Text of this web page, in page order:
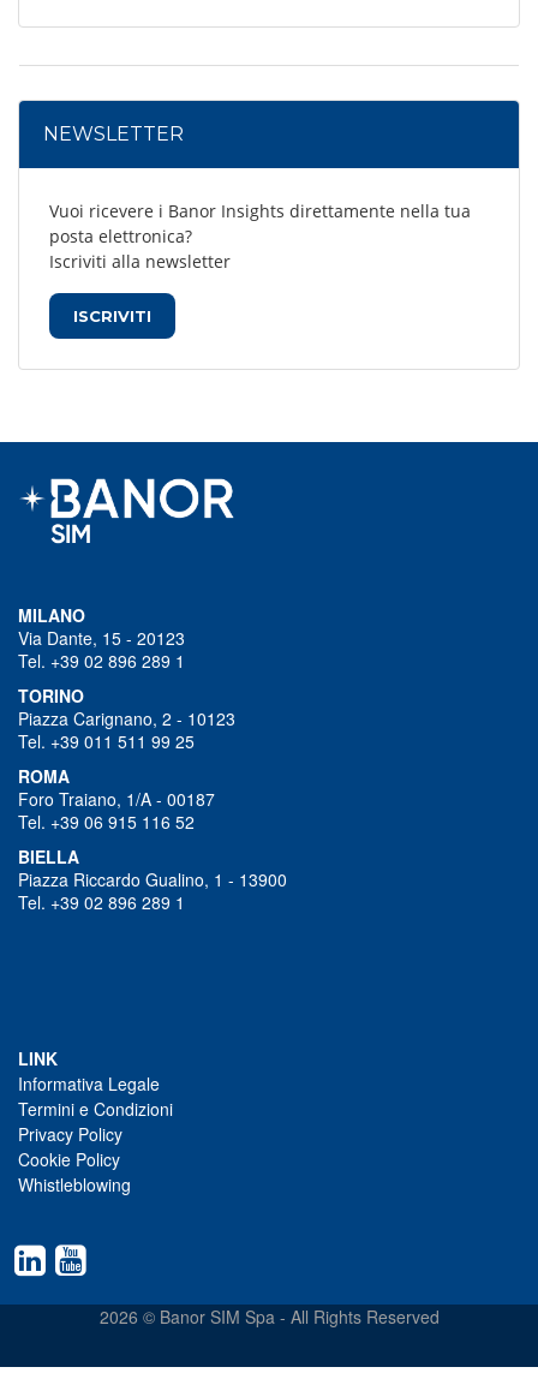
NEWSLETTER
Vuoi ricevere i Banor Insights direttamente nella tua
posta elettronica?
Iscriviti alla newsletter
ISCRIVITI
MILANO
Via Dante, 15 - 20123
Tel. +39 02 896 289 1
TORINO
Piazza Carignano, 2 - 10123
Tel. +39 011 511 99 25
ROMA
Foro Traiano, 1/A - 00187
Tel. +39 06 915 116 52
BIELLA
Piazza Riccardo Gualino, 1 - 13900
Tel. +39 02 896 289 1
LINK
Informativa Legale
Termini e Condizioni
Privacy Policy
Cookie Policy
Whistleblowing
2026 © Banor SIM Spa - All Rights Reserved